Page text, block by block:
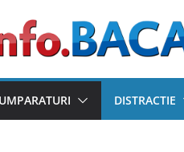
DISTRACTIE